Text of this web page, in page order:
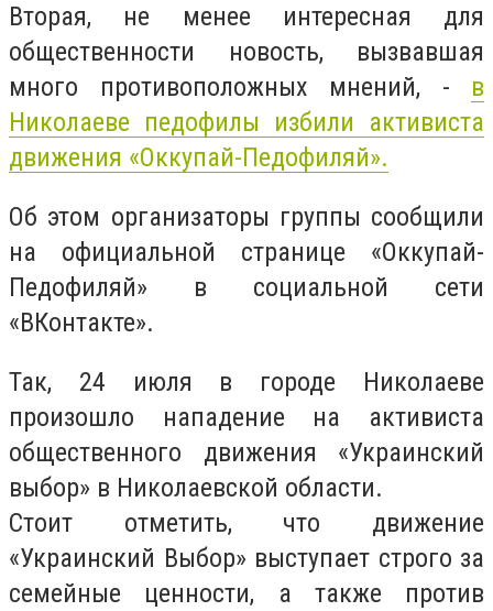
Вторая, не менее интересная для
общественности новость, вызвавшая
много противоположных мнений, - в
Николаеве педофилы избили активиста
движения «Оккупай-Педофиляй».
Об этом организаторы группы сообщили
на официальной странице «Оккупай-
Педофиляй» в социальной сети
«ВКонтакте».
Так, 24 июля в городе Николаеве
произошло нападение на активиста
общественного движения «Украинский
выбор» в Николаевской области.
Стоит отметить, что движение
«Украинский Выбор» выступает строго за
семейные ценности, а также против